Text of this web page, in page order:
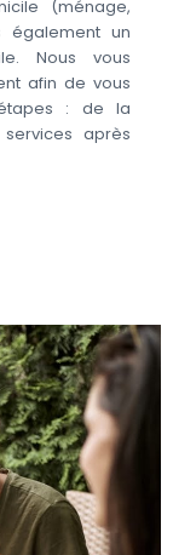
(ménage,
également un
Nous vous
afin de vous
: de la
après